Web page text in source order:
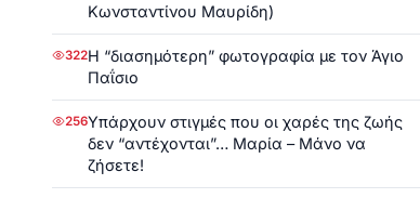
Κωνσταντίνου Μαυρίδη)
322Η “διασημότερη” φωτογραφία με τον Άγιο
Παΐσιο
256Υπάρχουν στιγμές που οι χαρές της ζωής
δεν “αντέχονται”… Μαρία – Μάνο να
ζήσετε!